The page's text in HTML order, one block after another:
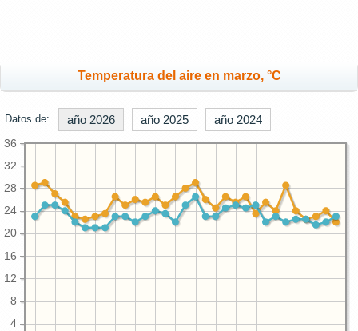
Temperatura del aire en marzo, °C
Datos de: año 2026 año 2025 año 2024
4
8
12
16
20
24
28
32
36